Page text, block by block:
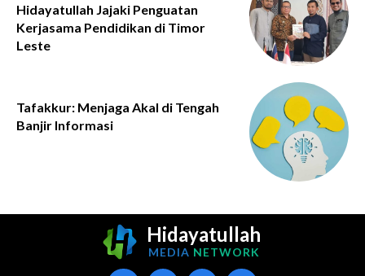
Hidayatullah Jajaki Penguatan
Kerjasama Pendidikan di Timor
Leste
Tafakkur: Menjaga Akal di Tengah
Banjir Informasi
Hidayatullah
MEDIA NETWORK